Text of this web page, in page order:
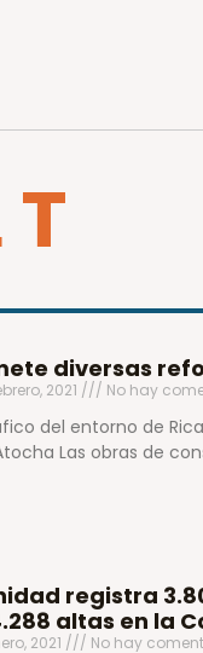
diversas
2021 No hay
del entorno de
Las obras de
registra
altas en la
2021 No hay